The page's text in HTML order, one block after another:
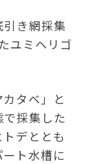
き網採集
ユミヘリゴ
タベ」と
採集した
デととも
ト水槽に